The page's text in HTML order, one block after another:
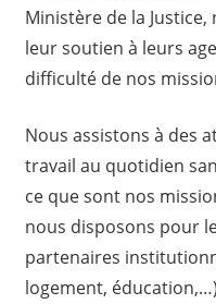
Ministère de la
leur soutien à leurs
difficulté de nos
Nous assistons à des
travail au quotidien
ce que sont nos
nous disposons pour
partenaires
logement,